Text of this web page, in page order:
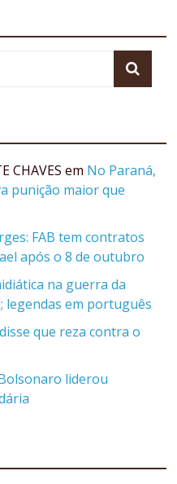
CHAVES em No Paraná,
punição maior que
FAB tem contratos
após o 8 de outubro
na guerra da
legendas em português
que reza contra o
liderou